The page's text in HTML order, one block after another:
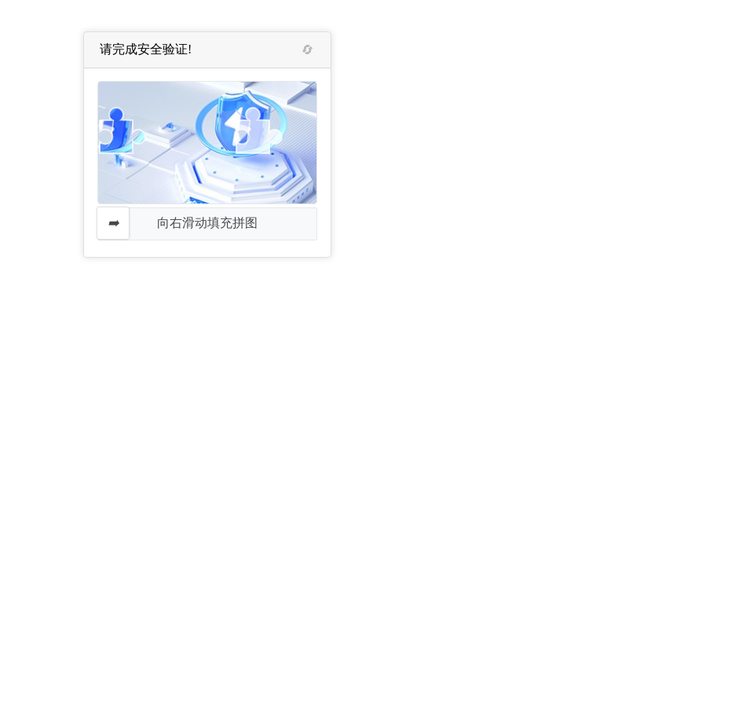
请完成安全验证!
向右滑动填充拼图